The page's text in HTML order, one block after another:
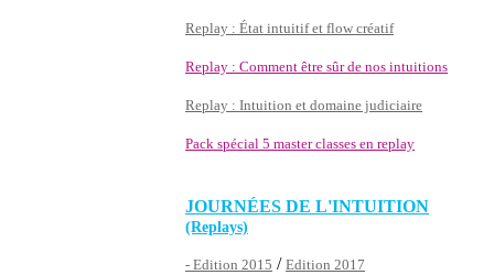
Replay : État intuitif et flow créatif
Replay : Comment être sûr de nos intuitions
Replay : Intuition et domaine judiciaire
Pack spécial 5 master classes en replay
JOURNÉES DE L'INTUITION
(Replays)
- Edition 2015 / Edition 2017